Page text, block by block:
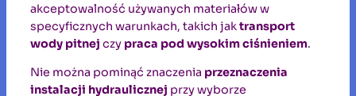
akceptowalność używanych materiałów w
specyficznych warunkach, takich jaktransport
wody pitnej czy praca pod wysokim ciśnieniem.
Nie można pominąć znaczenia przeznaczenia
instalacji hydraulicznej przy wyborze